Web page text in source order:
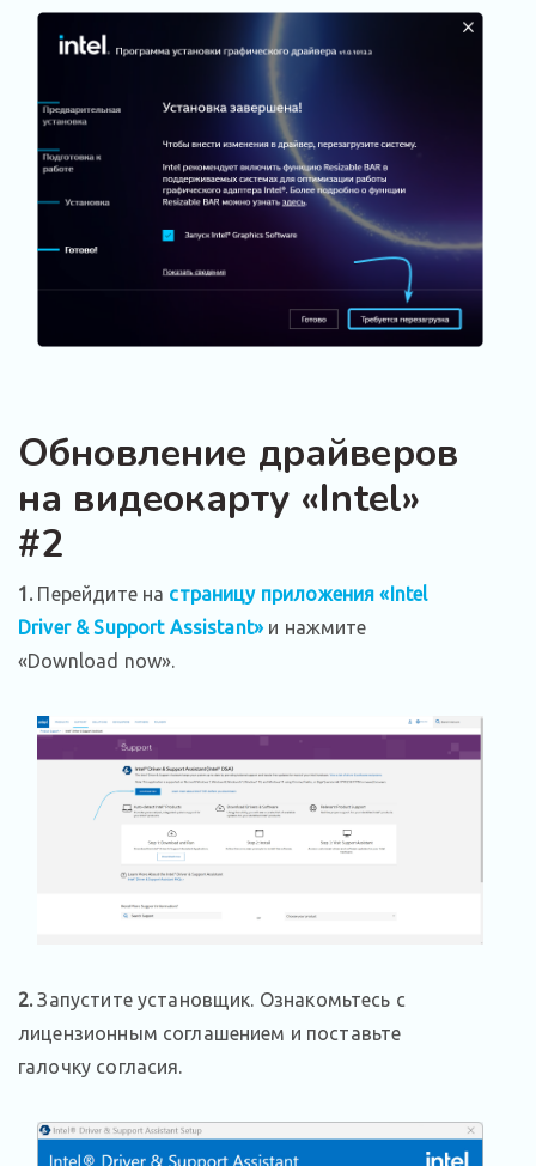
Обновление драйверов
на видеокарту «Intel»
#2
1.Перейдите на страницу приложения «Intel
Driver & Support Assistant» и нажмите
«Download now».
2.Запустите установщик. Ознакомьтесь с
лицензионным соглашением и поставьте
галочку согласия.